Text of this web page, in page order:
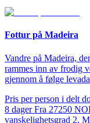
Fottur på Madeira
Vandre på Madeira,
rammes inn av frodig
gjennom å følge
Pris per person i delt
8 dager Fra 27250
vanskelighetsgrad 2,